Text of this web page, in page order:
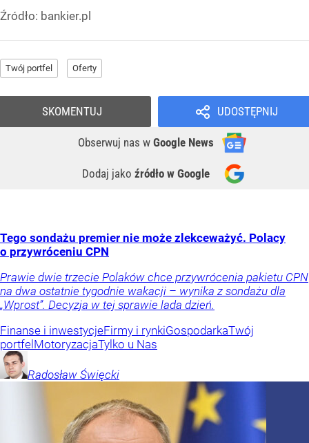
Źródło: bankier.pl
Twój portfel Oferty
UDOSTĘPNIJ
Obserwuj nas w Google News
Dodaj jako źródło w Google
SKOMENTUJ
Tego sondażu premier nie może zlekceważyć. Polacy
o przywróceniu CPN
Prawie dwie trzecie Polaków chce przywrócenia pakietu CPN
na dwa ostatnie tygodnie wakacji – wynika z sondażu dla
„Wprost”. Decyzja w tej sprawie lada dzień.
Finanse i inwestycjeFirmy i rynkiGospodarkaTwój
portfelMotoryzacjaTylko u Nas
Radosław Święcki